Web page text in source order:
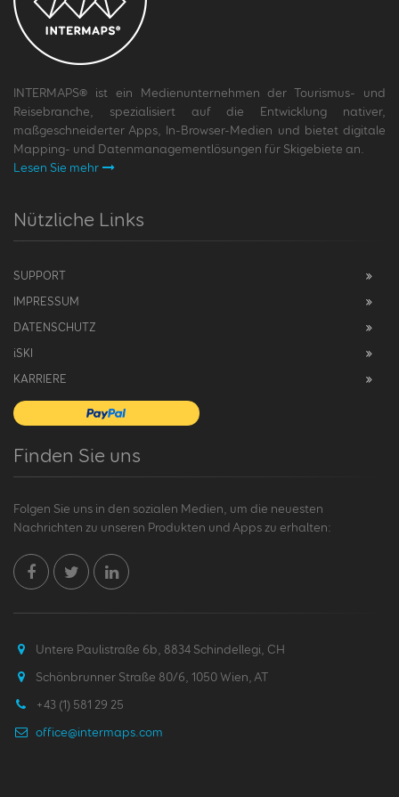
INTERMAPS® ist ein Medienunternehmen der Tourismus- und
Reisebranche, spezialisiert auf die Entwicklung nativer,
maßgeschneiderter Apps, In-Browser-Medien und bietet digitale
Mapping- und Datenmanagementlösungen für Skigebiete an.
Lesen Sie mehr
Nützliche Links
SUPPORT
IMPRESSUM
DATENSCHUTZ
iSKI
KARRIERE
Finden Sie uns
Folgen Sie uns in den sozialen Medien, um die neuesten
Nachrichten zu unseren Produkten und Apps zu erhalten:
Untere Paulistraße 6b, 8834 Schindellegi, CH
Schönbrunner Straße 80/6, 1050 Wien, AT
+43 (1) 581 29 25
office@intermaps.com